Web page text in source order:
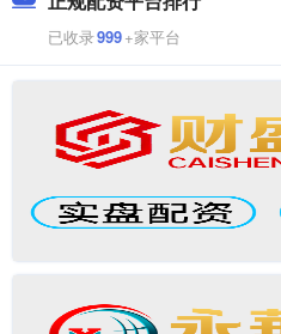
已收录999+家平台